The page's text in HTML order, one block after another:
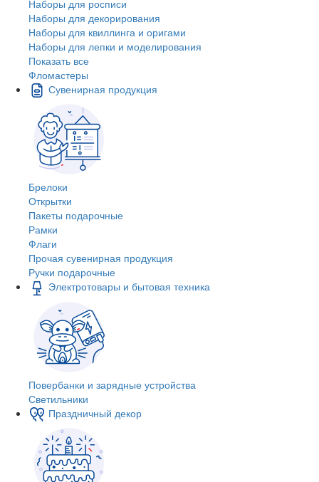
Наборы для росписи
Наборы для декорирования
Наборы для квиллинга и оригами
Наборы для лепки и моделирования
Показать все
Фломастеры
Сувенирная продукция
Брелоки
Открытки
Пакеты подарочные
Рамки
Флаги
Прочая сувенирная продукция
Ручки подарочные
Электротовары и бытовая техника
Повербанки и зарядные устройства
Светильники
Праздничный декор